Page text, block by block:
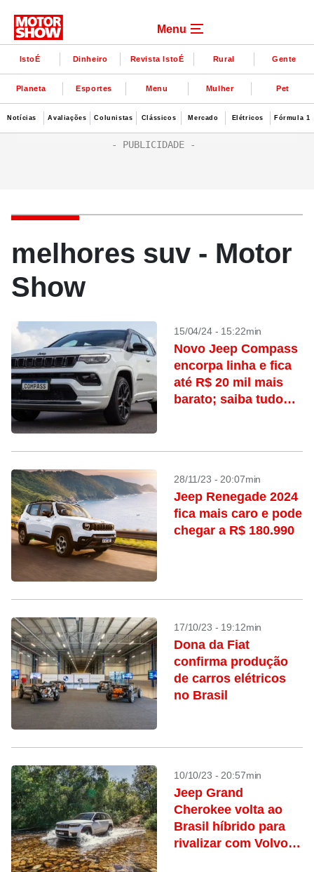
Menu
IstoÉ Dinheiro Revista IstoÉ Rural Gente
Planeta Esportes Menu Mulher Pet
Notícias Avaliações Colunistas Clássicos Mercado Elétricos Fórmula 1
melhores suv - Motor
Show
15/04/24 - 15:22min
Novo Jeep Compass
encorpa linha e fica
até R$ 20 mil mais
barato; saiba tudo
28/11/23 - 20:07min
Jeep Renegade 2024
fica mais caro e pode
chegar a R$ 180.990
17/10/23 - 19:12min
Dona da Fiat
confirma produção
de carros elétricos
no Brasil
10/10/23 - 20:57min
Jeep Grand
Cherokee volta ao
Brasil híbrido para
rivalizar com Volvo